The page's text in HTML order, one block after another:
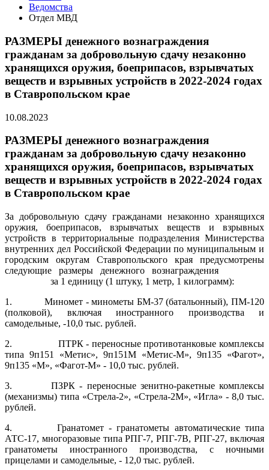
Ведомства
Отдел МВД
РАЗМЕРЫ денежного вознаграждения
гражданам за добровольную сдачу незаконно
хранящихся оружия, боеприпасов, взрывчатых
веществ и взрывных устройств в 2022-2024 годах
в Ставропольском крае
10.08.2023
РАЗМЕРЫ денежного вознаграждения
гражданам за добровольную сдачу незаконно
хранящихся оружия, боеприпасов, взрывчатых
веществ и взрывных устройств в 2022-2024 годах
в Ставропольском крае
За добровольную сдачу гражданами незаконно хранящихся
оружия, боеприпасов, взрывчатых веществ и взрывных
устройств в территориальные подразделения Министерства
внутренних дел Российской Федерации по муниципальным и
городским округам Ставропольского края предусмотрены
следующие размеры денежного вознаграждения
за 1 единицу (1 штуку, 1 метр, 1 килограмм):
1. Миномет - минометы БМ-37 (батальонный), ПМ-120
(полковой), включая иностранного производства и
самодельные, -10,0 тыс. рублей.
2. ПТРК - переносные противотанковые комплексы
типа 9п151 «Метис», 9п151М «Метис-М», 9п135 «Фагот»,
9п135 «М», «Фагот-М» - 10,0 тыс. рублей.
3. ПЗРК - переносные зенитно-ракетные комплексы
(механизмы) типа «Стрела-2», «Стрела-2М», «Игла» - 8,0 тыс.
рублей.
4. Гранатомет - гранатометы автоматические типа
АТС-17, многоразо­вые типа РПГ-7, РПГ-7В, РПГ-27, включая
гранатометы иностранного произ­водства, с ночными
прицелами и самодельные, - 12,0 тыс. рублей.